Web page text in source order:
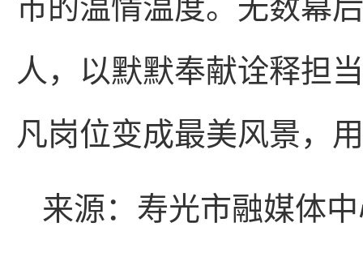
市的温情温度。无数幕
人，以默默奉献诠释担
凡岗位变成最美风景，
来源：寿光市融媒体